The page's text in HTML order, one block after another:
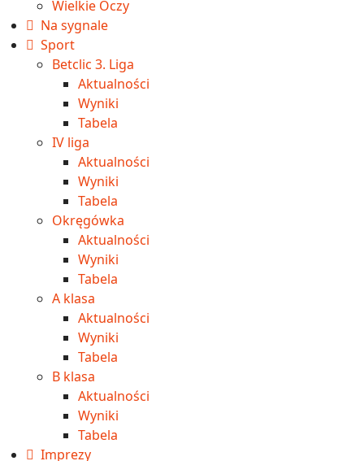
Wielkie Oczy
Na sygnale
Sport
Betclic 3. Liga
Aktualności
Wyniki
Tabela
IV liga
Aktualności
Wyniki
Tabela
Okręgówka
Aktualności
Wyniki
Tabela
A klasa
Aktualności
Wyniki
Tabela
B klasa
Aktualności
Wyniki
Tabela
Imprezy